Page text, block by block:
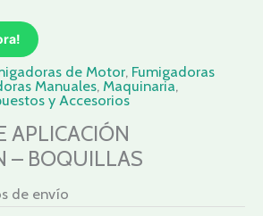
de Motor, Fumigadoras
Manuales, Maquinaria,
y Accesorios
APLICACIÓN
– BOQUILLAS
de envío